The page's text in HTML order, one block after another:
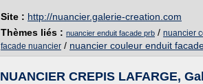
Site : http://nuancier.galerie-creation.com
Thèmes liés : nuancier enduit facade prb / nuancier
facade nuancier / nuancier couleur enduit
NUANCIER CREPIS LAFARGE,